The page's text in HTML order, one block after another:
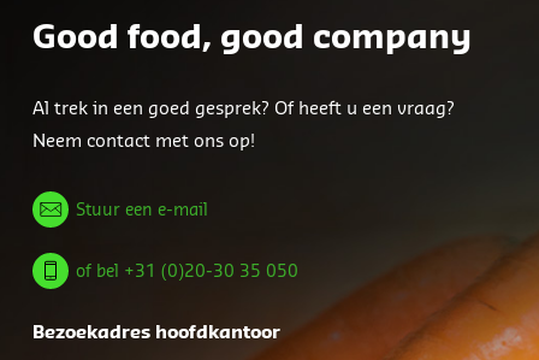
Good food, good company
Al trek in een goed gesprek? Of heeft u een vraag?
Neem contact met ons op!
Stuur een e-mail
of bel +31 (0)20-30 35 050
Bezoekadres hoofdkantoor